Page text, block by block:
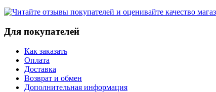
Для покупателей
Как заказать
Оплата
Доставка
Возврат и обмен
Дополнительная информация